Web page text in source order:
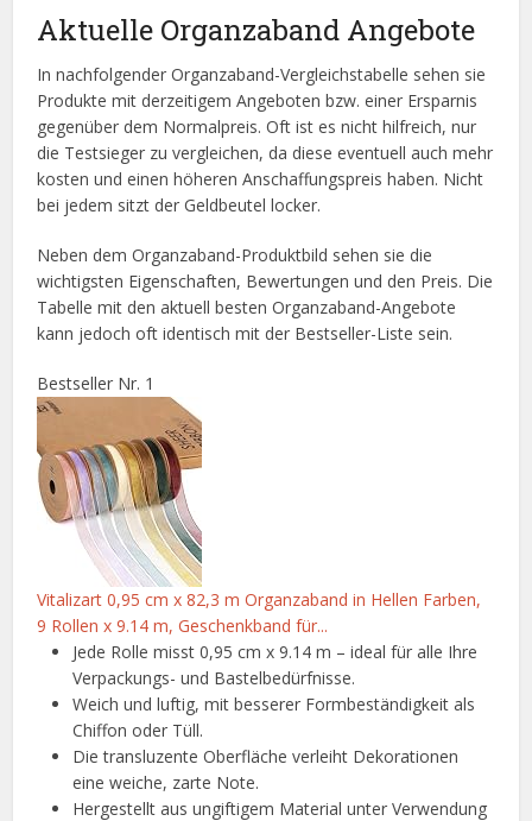
Aktuelle Organzaband Angebote
In nachfolgender Organzaband-Vergleichstabelle sehen sie
Produkte mit derzeitigem Angeboten bzw. einer Ersparnis
gegenüber dem Normalpreis. Oft ist es nicht hilfreich, nur
die Testsieger zu vergleichen, da diese eventuell auch mehr
kosten und einen höheren Anschaffungspreis haben. Nicht
bei jedem sitzt der Geldbeutel locker.
Neben dem Organzaband-Produktbild sehen sie die
wichtigsten Eigenschaften, Bewertungen und den Preis. Die
Tabelle mit den aktuell besten Organzaband-Angebote
kann jedoch oft identisch mit der Bestseller-Liste sein.
Bestseller Nr. 1
Vitalizart 0,95 cm x 82,3 m Organzaband in Hellen Farben,
9 Rollen x 9.14 m, Geschenkband für...
Jede Rolle misst 0,95 cm x 9.14 m – ideal für alle Ihre
Verpackungs- und Bastelbedürfnisse.
Weich und luftig, mit besserer Formbeständigkeit als
Chiffon oder Tüll.
Die transluzente Oberfläche verleiht Dekorationen
eine weiche, zarte Note.
Hergestellt aus ungiftigem Material unter Verwendung